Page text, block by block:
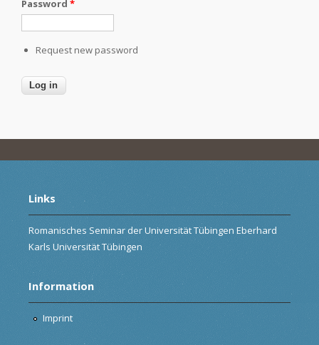
Password *
Request new password
Links
Romanisches Seminar der Universität Tübingen Eberhard
Karls Universität Tübingen
Information
Imprint